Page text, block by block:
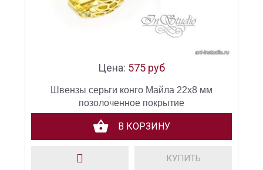
Цена: 575 руб
Швензы серьги конго Майла 22х8 мм
позолоченное покрытие
В КОРЗИНУ
КУПИТЬ